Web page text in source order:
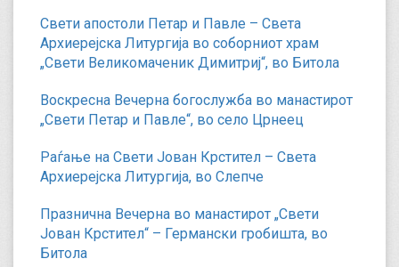
Свети апостоли Петар и Павле – Света
Архиерејска Литургија во соборниот храм
„Свети Великомаченик Димитриј“, во Битола
Воскресна Вечерна богослужба во манастирот
„Свети Петар и Павле“, во село Црнеец
Раѓање на Свети Јован Крстител – Света
Архиерејска Литургија, во Слепче
Празнична Вечерна во манастирот „Свети
Јован Крстител“ – Германски гробишта, во
Битола